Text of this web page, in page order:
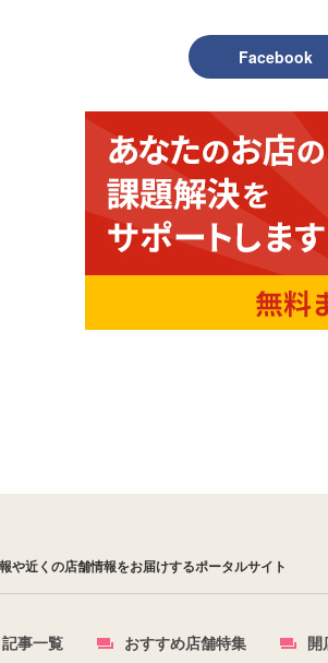
Facebook
や近くの店舗情報をお届けするポータルサイト
記事一覧 おすすめ店舗特集 開